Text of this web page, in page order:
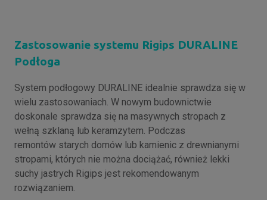
Zastosowanie systemu Rigips DURALINE
Podłoga
System podłogowy DURALINE idealnie sprawdza się w
wielu zastosowaniach. W nowym budownictwie
doskonale sprawdza się na masywnych stropach z
wełną szklaną lub keramzytem. Podczas
remontów starych domów lub kamienic z drewnianymi
stropami, których nie można dociążać, również lekki
suchy jastrych Rigips jest rekomendowanym
rozwiązaniem.